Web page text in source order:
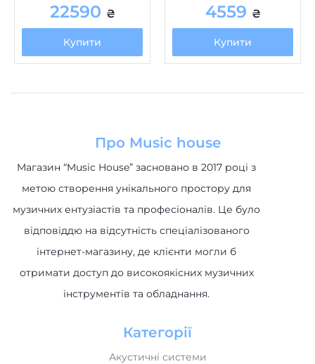
22590 ₴
Купити
4559 ₴
Купити
Про Music house
Магазин “Music House” засновано в 2017 році з
метою створення унікального простору для
музичних ентузіастів та професіоналів. Це було
відповіддю на відсутність спеціалізованого
інтернет-магазину, де клієнти могли б
отримати доступ до високоякісних музичних
інструментів та обладнання.
Категорії
Акустичні системи